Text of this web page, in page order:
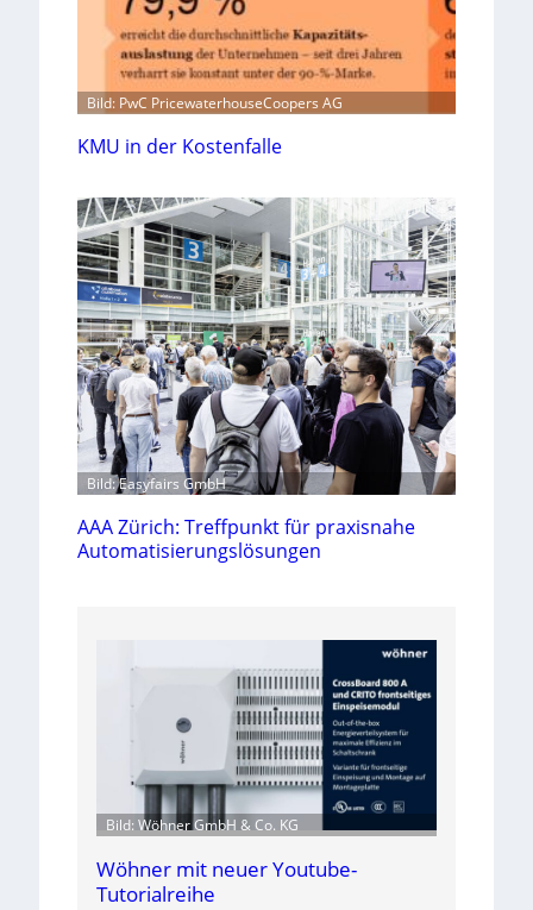
Bild: PwC PricewaterhouseCoopers AG
KMU in der Kostenfalle
Bild: Easyfairs GmbH
AAA Zürich: Treffpunkt für praxisnahe
Automatisierungslösungen
Bild: Wöhner GmbH & Co. KG
Wöhner mit neuer Youtube-
Tutorialreihe